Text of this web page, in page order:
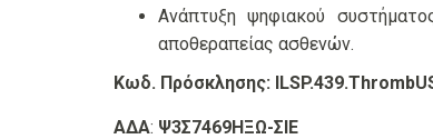
Ανάπτυξη ψηφιακού
αποθεραπείας ασθενών.
Κωδ. Πρόσκλησης:
ΑΔΑ: Ψ3Σ7469ΗΞΩ-ΣΙΕ